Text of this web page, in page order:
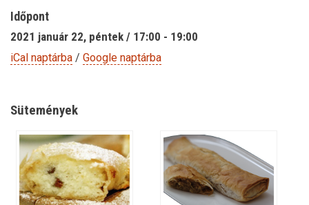
Időpont
2021 január 22, péntek / 17:00 - 19:00
iCal naptárba / Google naptárba
Sütemények